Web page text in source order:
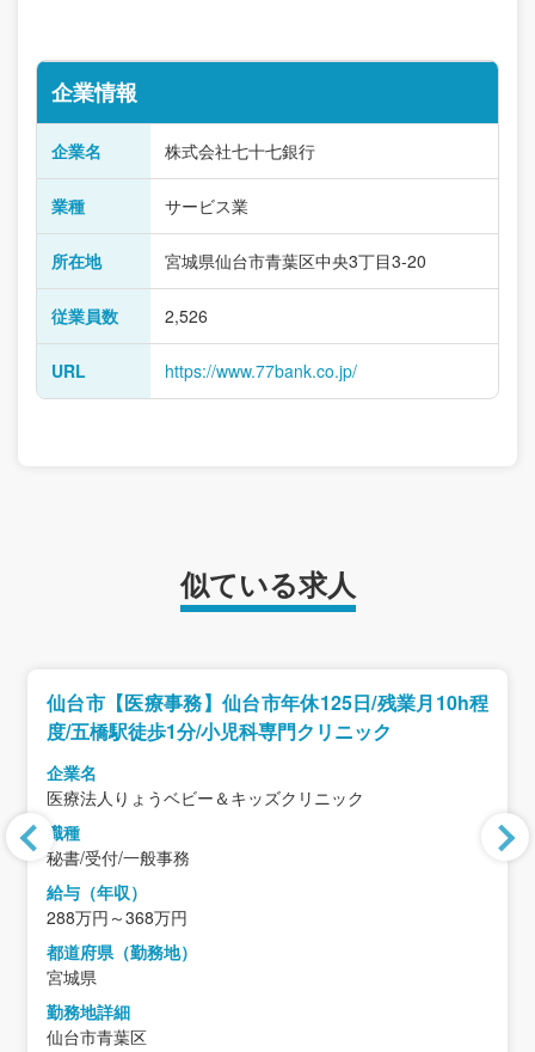
企業情報
企業名 株式会社七十七銀行
業種 サービス業
所在地 宮城県仙台市青葉区中央3丁目3-20
従業員数 2,526
URL https://www.77bank.co.jp/
似ている求人
仙台市【医療事務】仙台市年休125日/残業月10h程
度/五橋駅徒歩1分/小児科専門クリニック
企業名
医療法人りょうベビー＆キッズクリニック
職種
秘書/受付/一般事務
給与（年収）
288万円～368万円
都道府県（勤務地）
宮城県
勤務地詳細
仙台市青葉区